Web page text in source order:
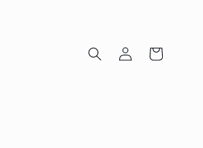
EinloggenWarenkorb